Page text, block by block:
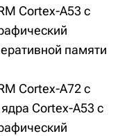
Cortex-A53 с
памяти
Cortex-A72 с
Cortex-A53 с